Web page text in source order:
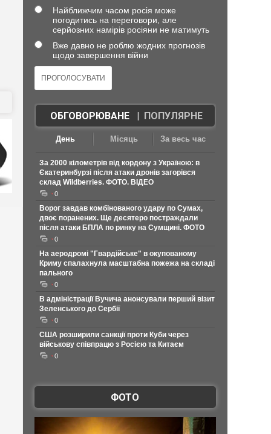
Найближчим часом росія може
погодитись на переговори, але
серйозних намірів росіяни не матимуть
Вже давно не роблю жодних прогнозів
щодо завершення війни
ОБГОВОРЮВАНЕ| ПОПУЛЯРНЕ
День Місяць За весь час
За 2000 кілометрів від кордону з Україною: в
Єкатеринбурзі після атаки дронів загорівся
склад Wildberries. ФОТО. ВІДЕО
0
Ворог завдав комбінованого удару по Сумах,
двоє поранених. Ще десятеро постраждали
після атаки БПЛА по ринку на Сумщині. ФОТО
0
На аеродромі "Гвардійське" в окупованому
Криму спалахнула масштабна пожежа на складі
пального
0
В адміністрації Вучича анонсували перший візит
Зеленського до Сербії
0
США розширили санкції проти Куби через
військову співпрацю з Росією та Китаєм
0
ФОТО